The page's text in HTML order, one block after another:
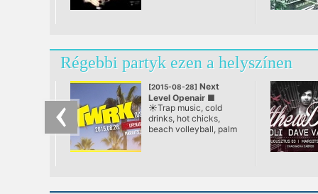
Régebbi partyk ezen a helyszínen
[2015-08-28] Next
Level Openair ■
TWRK
@ Margitsziget
☀️Trap music, cold
drinks, hot chicks,
beach volleyball, palm